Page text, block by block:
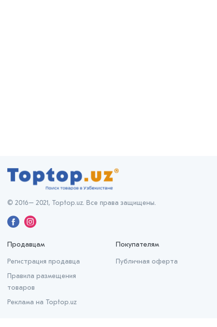
Продавцам
Регистрация продавца
Правила размещения
товаров
Реклама на Toptop.uz
Покупателям
Публичная оферта
© 2016– 2021, Toptop.uz. Все права защищены.